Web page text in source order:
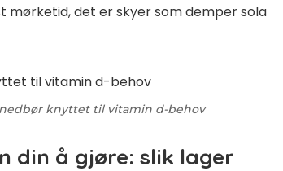
mørketid, det er skyer som demper sola
knyttet til vitamin d-behov
din å gjøre: slik lager